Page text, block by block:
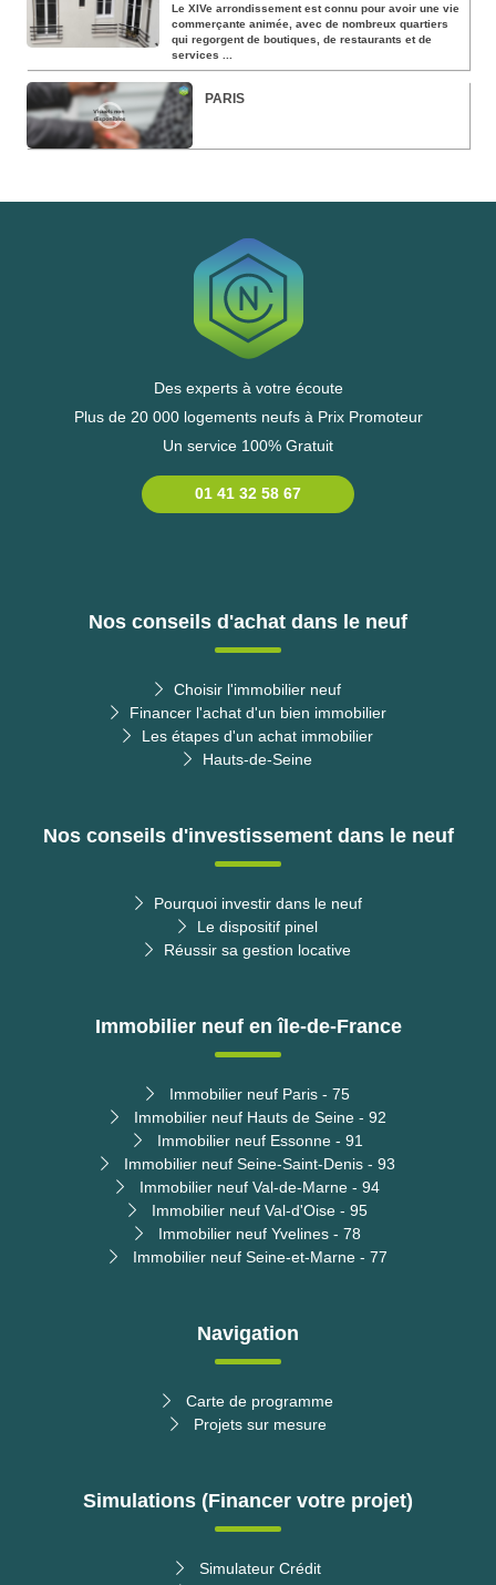
Le XIVe arrondissement est connu pour avoir une vie
commerçante animée, avec de nombreux quartiers
qui regorgent de boutiques, de restaurants et de
services ...
PARIS
Des experts à votre écoute
Plus de 20 000 logements neufs à Prix Promoteur
Un service 100% Gratuit
01 41 32 58 67
Nos conseils d'achat dans le neuf
Choisir l'immobilier neuf
Financer l'achat d'un bien immobilier
Les étapes d'un achat immobilier
Hauts-de-Seine
Nos conseils d'investissement dans le neuf
Pourquoi investir dans le neuf
Le dispositif pinel
Réussir sa gestion locative
Immobilier neuf en île-de-France
Immobilier neuf Paris - 75
Immobilier neuf Hauts de Seine - 92
Immobilier neuf Essonne - 91
Immobilier neuf Seine-Saint-Denis - 93
Immobilier neuf Val-de-Marne - 94
Immobilier neuf Val-d'Oise - 95
Immobilier neuf Yvelines - 78
Immobilier neuf Seine-et-Marne - 77
Navigation
Carte de programme
Projets sur mesure
Simulations (Financer votre projet)
Simulateur Crédit